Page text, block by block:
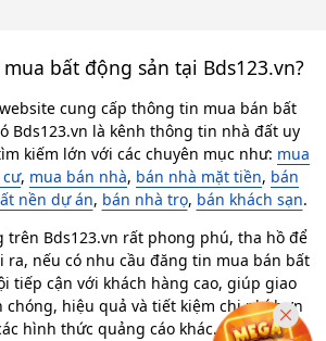
bất động sản tại Bds123.vn?
cung cấp thông tin mua bán bất
Bds123.vn là kênh thông tin nhà đất uy
kiếm lớn với các chuyên mục như: mua
, mua bán nhà, bán nhà mặt tiền, bán
nền dự án, bán nhà trọ, bán khách sạn.
trên Bds123.vn rất phong phú, tha hồ để
ra, nếu có nhu cầu đăng tin mua bán bất
tiếp cận với khách hàng cao, giúp giao
hiệu quả và tiết kiệm chi phí hơn
hình thức quảng cáo khác.